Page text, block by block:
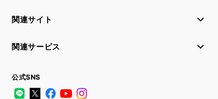
関連サイト
関連サービス
公式SNS
LINE
X FacebookYouTube